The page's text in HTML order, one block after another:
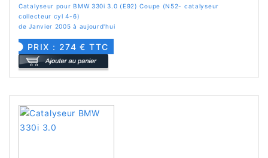
Catalyseur pour BMW 330i 3.0 (E92) Coupe (N52- catalyseur
collecteur cyl 4-6)
de Janvier 2005 à aujourd'hui
PRIX : 274 € TTC